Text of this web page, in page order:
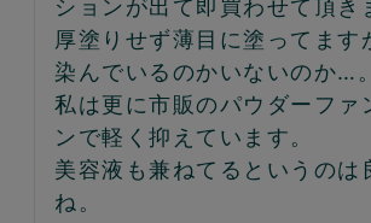
ションが出て即買わせて頂き
厚塗りせず薄目に塗ってます
染んでいるのかいないのか…。
私は更に市販のパウダーファ
ンで軽く抑えています。
美容液も兼ねてるというのは
ね。